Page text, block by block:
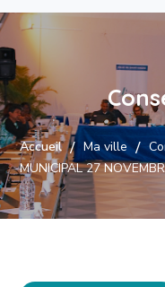
Accueil Ma ville
MUNICIPAL 27